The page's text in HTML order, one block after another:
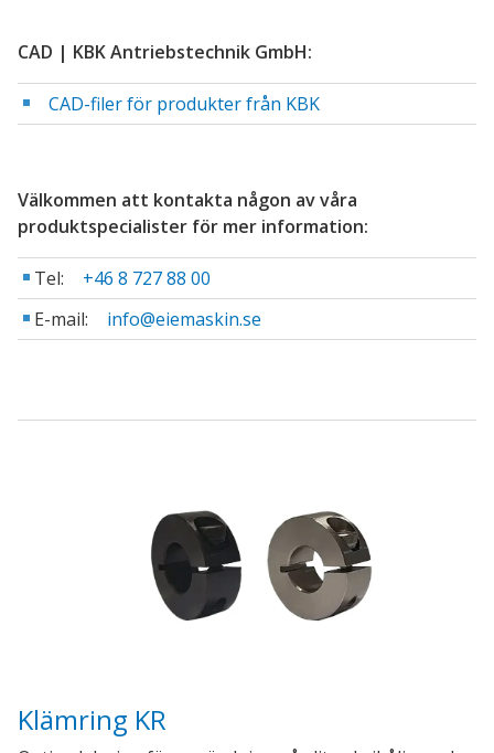
CAD | KBK Antriebstechnik GmbH:
CAD-filer för produkter från KBK
Välkommen att kontakta någon av våra
produktspecialister för mer information:
Tel:
+46 8 727 88 00
E-mail:
info@eiemaskin.se
Klämring KR